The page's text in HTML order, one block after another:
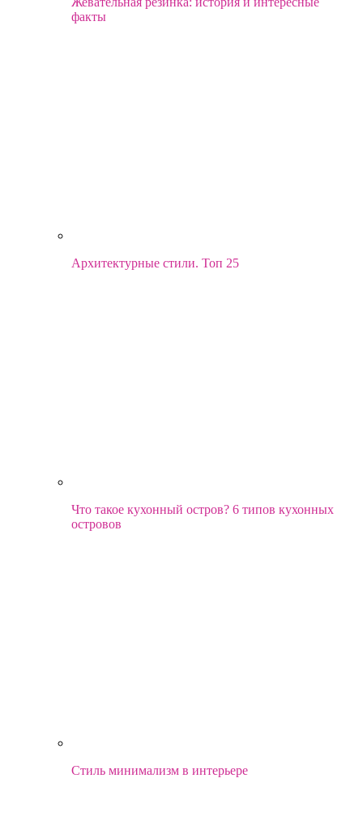
факты
Архитектурные стили. Топ 25
Что такое кухонный остров? 6 типов кухонных
островов
Стиль минимализм в интерьере